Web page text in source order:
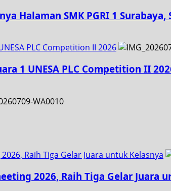
Halaman SMK PGRI 1
PLC Competition II 2026
1 UNESA PLC Competition II
Raih Tiga Gelar Juara untuk Kelasnya
2026, Raih Tiga Gelar Juara